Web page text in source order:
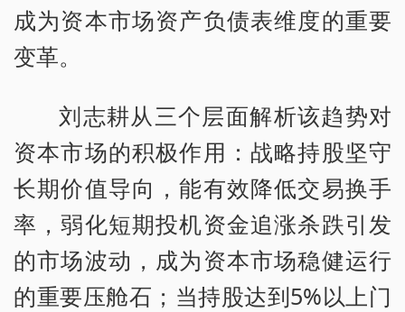
成为资本市场资产负债表维度的重要
变革。
刘志耕从三个层面解析该趋势对
资本市场的积极作用：战略持股坚守
长期价值导向，能有效降低交易换手
率，弱化短期投机资金追涨杀跌引发
的市场波动，成为资本市场稳健运行
的重要压舱石；当持股达到5%以上门